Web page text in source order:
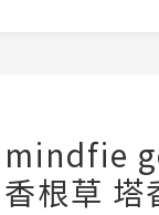
mindfie
香根草 塔